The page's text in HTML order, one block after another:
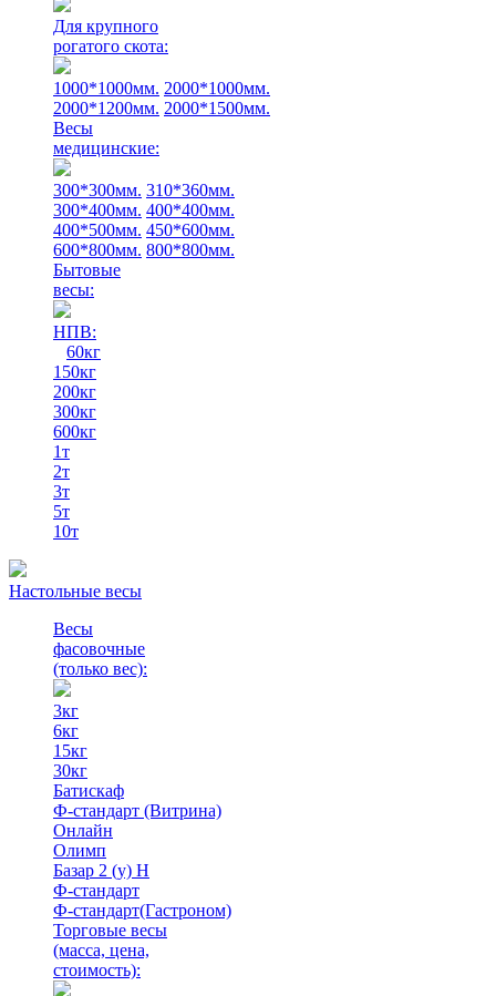
Для крупного
рогатого скота:
1000*1000мм. 2000*1000мм.
2000*1200мм. 2000*1500мм.
Весы
медицинские:
300*300мм. 310*360мм.
300*400мм. 400*400мм.
400*500мм. 450*600мм.
600*800мм. 800*800мм.
Бытовые
весы:
НПВ:
60кг
150кг
200кг
300кг
600кг
1т
2т
3т
5т
10т
Настольные весы
Весы
фасовочные
(только вес):
3кг
6кг
15кг
30кг
Батискаф
Ф-стандарт (Витрина)
Онлайн
Олимп
Базар 2 (у) Н
Ф-стандарт
Ф-стандарт(Гастроном)
Торговые весы
(масса, цена,
стоимость):